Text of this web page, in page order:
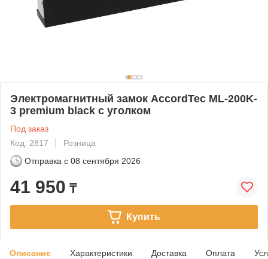
Электромагнитный замок AccordTec ML-200K-
3 premium black с уголком
Под заказ
Код: 2817
Розница
Отправка с 08 сентября 2026
41 950 ₸
Купить
Описание Характеристики Доставка Оплата